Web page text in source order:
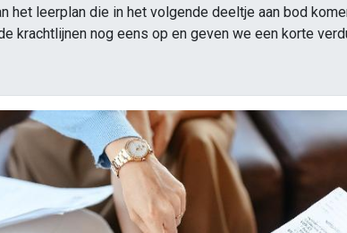
het leerplan die in het volgende deeltje aan bod
krachtlijnen nog eens op en geven we een korte